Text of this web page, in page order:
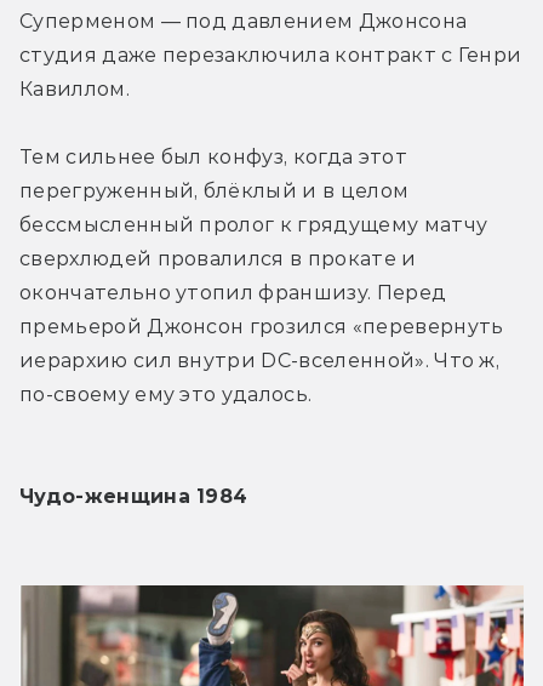
Суперменом — под давлением Джонсона
студия даже перезаключила контракт с Генри
Кавиллом.
Тем сильнее был конфуз, когда этот
перегруженный, блёклый и в целом
бессмысленный пролог к грядущему матчу
сверхлюдей провалился в прокате и
окончательно утопил франшизу. Перед
премьерой Джонсон грозился «перевернуть
иерархию сил внутри DC-вселенной». Что ж,
по-своему ему это удалось.
Чудо-женщина 1984